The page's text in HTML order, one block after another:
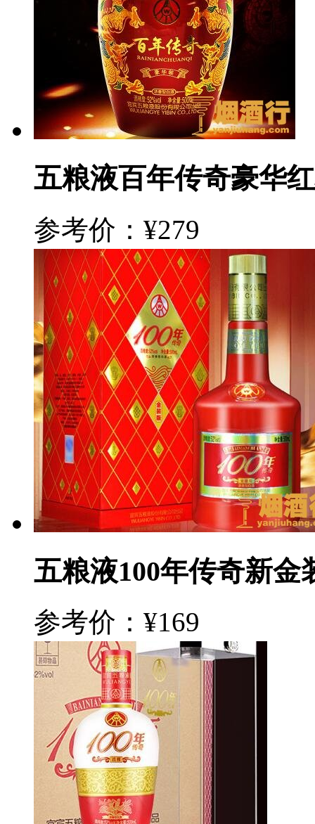
五粮液百年传奇豪华
参考价：¥279
五粮液100年传奇新金
参考价：¥169